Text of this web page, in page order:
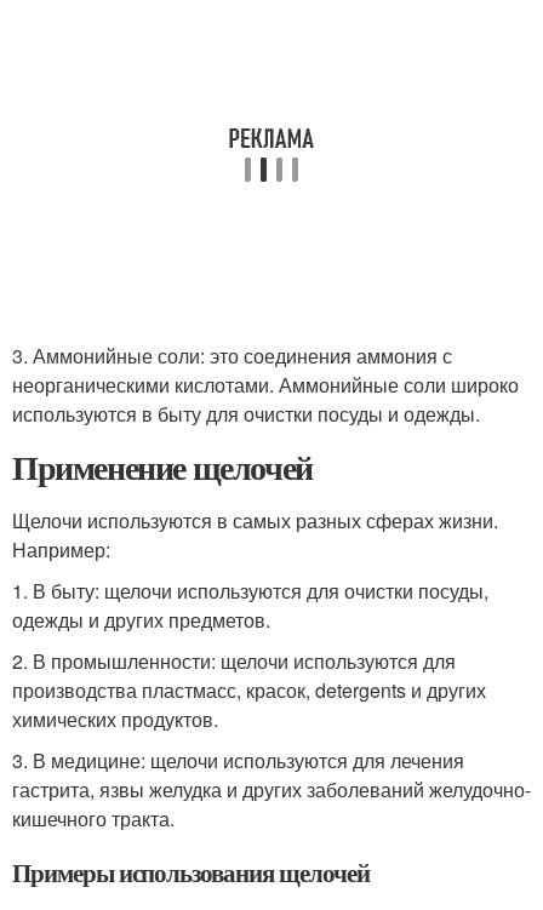
3. Аммонийные соли: это соединения аммония с
неорганическими кислотами. Аммонийные соли широко
используются в быту для очистки посуды и одежды.
Применение щелочей
Щелочи используются в самых разных сферах жизни.
Например:
1. В быту: щелочи используются для очистки посуды,
одежды и других предметов.
2. В промышленности: щелочи используются для
производства пластмасс, красок, detergents и других
химических продуктов.
3. В медицине: щелочи используются для лечения
гастрита, язвы желудка и других заболеваний желудочно-
кишечного тракта.
Примеры использования щелочей